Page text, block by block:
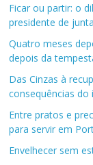
Ficar ou partir: o
presidente de
Quatro meses
depois da
Das Cinzas à
consequências do
Entre pratos e
para servir em
Envelhecer sem